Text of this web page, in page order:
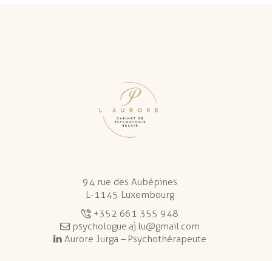
94 rue des Aubépines
L-1145 Luxembourg
+352 661 355 948
psychologue.aj.lu@gmail.com
Aurore Jurga – Psychothérapeute